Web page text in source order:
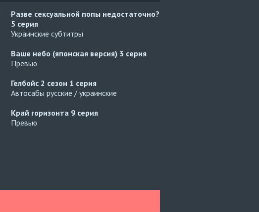
Разве сексуальной попы недостаточно?
5 серия
Украинские субтитры
Ваше небо (японская версия) 3 серия
Превью
Гелбойс 2 сезон 1 серия
Автосабы русские / украинские
Край горизонта 9 серия
Превью